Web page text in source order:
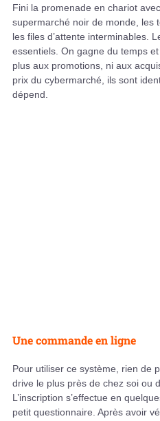
Fini la promenade en chariot
supermarché noir de monde, les
les files d’attente interminables.
essentiels. On gagne du temps
plus aux promotions, ni aux
prix du cybermarché, ils sont
dépend.
Une commande en ligne
Pour utiliser ce système, rien de
drive le plus près de chez soi ou
L’inscription s’effectue en
petit questionnaire. Après avoir